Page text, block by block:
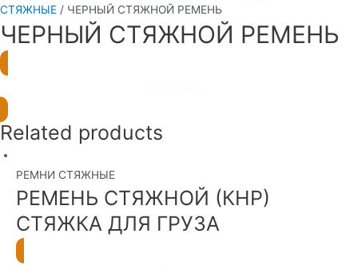
СТЯЖНЫЕ / ЧЕРНЫЙ СТЯЖНОЙ РЕМЕНЬ
ЧЕРНЫЙ СТЯЖНОЙ РЕМЕНЬ
Related products
РЕМНИ СТЯЖНЫЕ
РЕМЕНЬ СТЯЖНОЙ (КНР)
СТЯЖКА ДЛЯ ГРУЗА